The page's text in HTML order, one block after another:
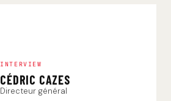
INTERVIEW
CÉDRIC CAZES
Directeur général